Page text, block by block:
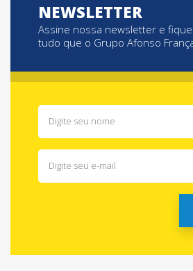
NEWSLETTER
Assine nossa newsletter e
tudo que o Grupo Afonso